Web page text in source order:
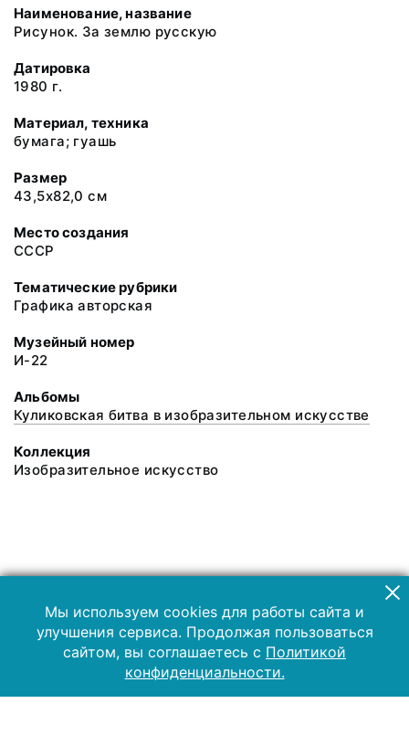
Наименование, название
Рисунок. За землю русскую
Датировка
1980 г.
Материал, техника
бумага; гуашь
Размер
43,5х82,0 см
Место создания
СССР
Тематические рубрики
Графика авторская
Музейный номер
И-22
Альбомы
Куликовская битва в изобразительном искусстве
Коллекция
Изобразительное искусство
Мы используем cookies для работы сайта и
улучшения сервиса. Продолжая пользоваться
сайтом, вы соглашаетесь с Политикой
конфиденциальности.